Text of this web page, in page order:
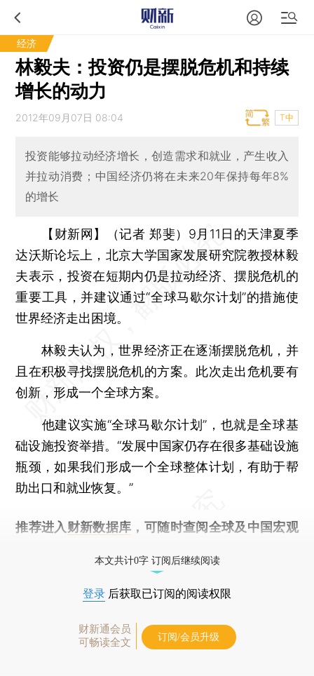
经济
林毅夫：投资仍是摆脱危机和持续
增长的动力
2012年09月07日 08:04 T中
投资能够拉动经济增长，创造需求和就业，产生收入
并拉动消费；中国经济仍将在未来20年保持每年8%
的增长
【财新网】（记者 郑斐） 9月11日的天津夏季
达沃斯论坛上，北京大学国家发展研究院教授林毅
夫表示，投资在短期内仍是拉动经济、摆脱危机的
重要工具，并建议通过“全球马歇尔计划”的措施使
世界经济走出困境。
林毅夫认为，世界经济正在逐渐摆脱危机，并
且在积极寻找摆脱危机的方案。此次走出危机要有
创新，形成一个全球方案。
他建议实施“全球马歇尔计划”，也就是全球基
础设施投资举措。“发展中国家仍存在很多基础设施
瓶颈，如果我们形成一个全球整体计划，有助于帮
助出口和就业恢复。”
推荐进入 财新数据库 ，可随时查阅全球及中国宏观
本文共计0字 订阅后继续阅读
登录 后获取已订阅的阅读权限
财新通会员
可畅读全文
订阅/会员升级